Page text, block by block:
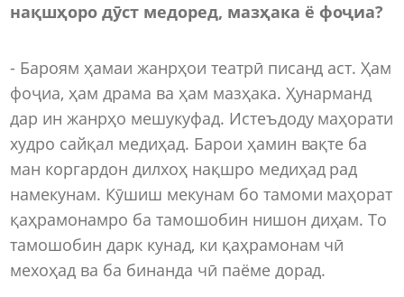
нақшҳоро дӯст медоред, мазҳака ё фоҷиа?
- Бароям ҳамаи жанрҳои театрӣ писанд аст. Ҳам
фоҷиа, ҳам драма ва ҳам мазҳака. Ҳунарманд
дар ин жанрҳо мешукуфад. Истеъдоду маҳорати
худро сайқал медиҳад. Барои ҳамин вақте ба
ман коргардон дилхоҳ нақшро медиҳад рад
намекунам. Кӯшиш мекунам бо тамоми маҳорат
қаҳрамонамро ба тамошобин нишон диҳам. То
тамошобин дарк кунад, ки қаҳрамонам чӣ
мехоҳад ва ба бинанда чӣ паёме дорад.